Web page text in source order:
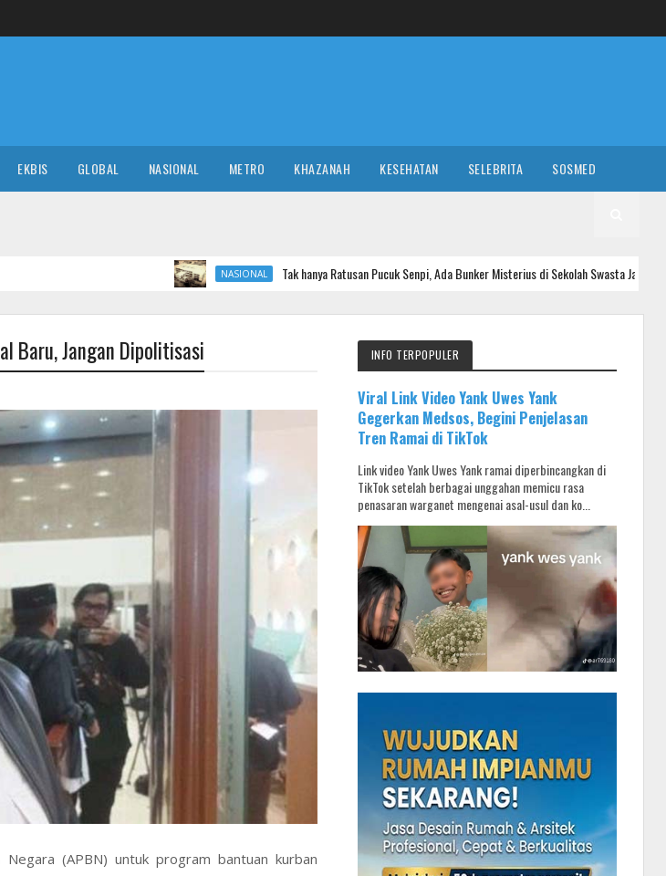
EKBIS GLOBAL NASIONAL METRO KHAZANAH KESEHATAN SELEBRITA SOSMED
NASIONAL Tak hanya Ratusan Pucuk Senpi, Ada Bunker Misterius di Sekolah Swasta Jaksel
Baru, Jangan Dipolitisasi
(APBN) untuk program bantuan kurban
INFO TERPOPULER
Viral Link Video Yank Uwes Yank
Gegerkan Medsos, Begini Penjelasan
Tren Ramai di TikTok
Link video Yank Uwes Yank ramai diperbincangkan di
TikTok setelah berbagai unggahan memicu rasa
penasaran warganet mengenai asal-usul dan ko...